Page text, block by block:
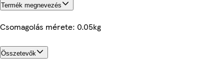
Termék megnevezés
Csomagolás mérete: 0.05kg
Összetevők